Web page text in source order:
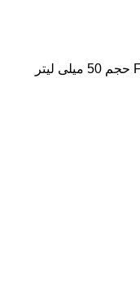
ضد آفتاب رنگی ایزدین مدل Fusion Water حجم 50 میلی لیتر